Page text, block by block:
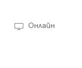
Онлайн